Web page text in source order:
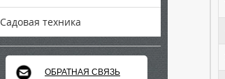
Садовая техника
ОБРАТНАЯ СВЯЗЬ